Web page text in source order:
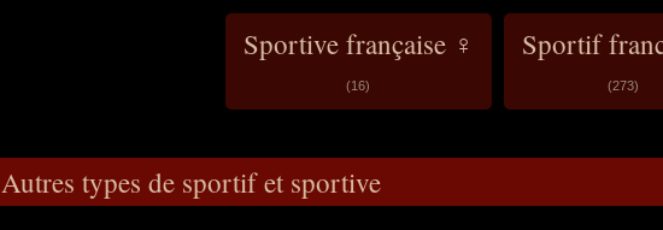
Sportive française ♀
(16)
Sportif
(273)
Autres types de sportif et sportive